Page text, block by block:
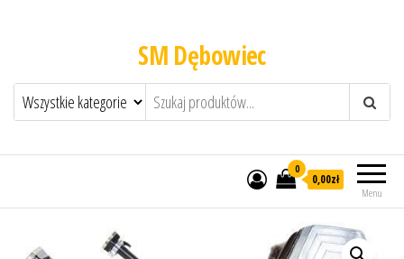
SM Dębowiec
Menu
0
0,00zł